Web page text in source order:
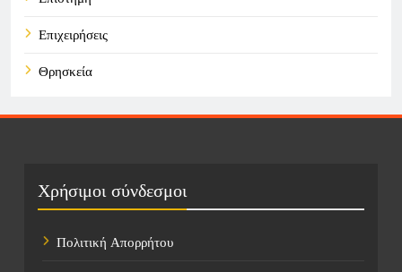
Επιχειρήσεις
Θρησκεία
Πολιτική
Χρήσιμοι σύνδεσμοι
Πολιτική Απορρήτου